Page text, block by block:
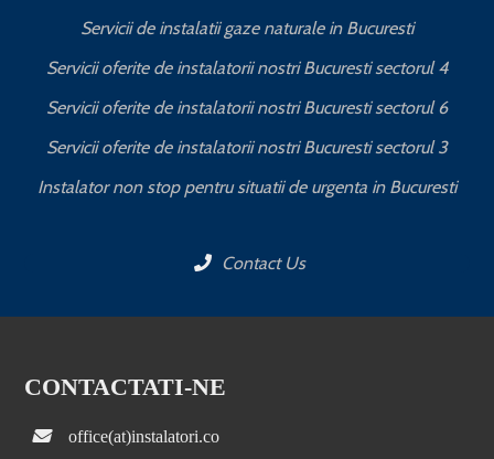
Servicii de instalatii gaze naturale in Bucuresti
Servicii oferite de instalatorii nostri Bucuresti sectorul 4
Servicii oferite de instalatorii nostri Bucuresti sectorul 6
Servicii oferite de instalatorii nostri Bucuresti sectorul 3
Instalator non stop pentru situatii de urgenta in Bucuresti
Contact Us
CONTACTATI-NE
office(at)instalatori.co